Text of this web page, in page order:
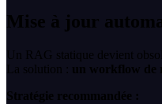
Mise à jour
Un RAG statique devient
La solution : un workflow de
Stratégie recommandée :